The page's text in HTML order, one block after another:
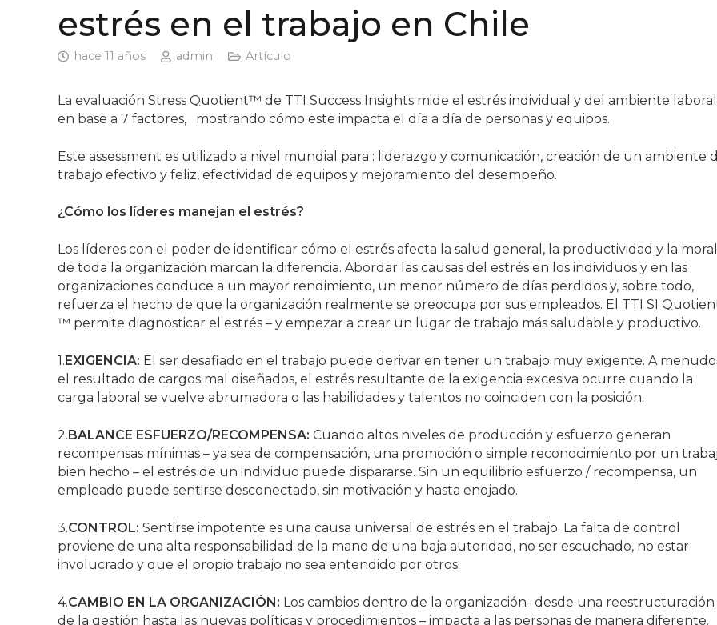
estrés en el trabajo en Chile
hace 11 años admin Artículo
La evaluación Stress Quotient™ de TTI Success Insights mide el estrés individual y del ambiente laboral
en base a 7 factores, mostrando cómo este impacta el día a día de personas y equipos.
Este assessment es utilizado a nivel mundial para : liderazgo y comunicación, creación de un ambiente
trabajo efectivo y feliz, efectividad de equipos y mejoramiento del desempeño.
¿Cómo los líderes manejan el estrés?
Los líderes con el poder de identificar cómo el estrés afecta la salud general, la productividad y la moral
de toda la organización marcan la diferencia. Abordar las causas del estrés en los individuos y en las
organizaciones conduce a un mayor rendimiento, un menor número de días perdidos y, sobre todo,
refuerza el hecho de que la organización realmente se preocupa por sus empleados. El TTI SI
™ permite diagnosticar el estrés – y empezar a crear un lugar de trabajo más saludable y productivo.
1.EXIGENCIA: El ser desafiado en el trabajo puede derivar en tener un trabajo muy exigente. A menudo
el resultado de cargos mal diseñados, el estrés resultante de la exigencia excesiva ocurre cuando la
carga laboral se vuelve abrumadora o las habilidades y talentos no coinciden con la posición.
2.BALANCE ESFUERZO/RECOMPENSA: Cuando altos niveles de producción y esfuerzo generan
recompensas mínimas – ya sea de compensación, una promoción o simple reconocimiento por un
bien hecho – el estrés de un individuo puede dispararse. Sin un equilibrio esfuerzo / recompensa, un
empleado puede sentirse desconectado, sin motivación y hasta enojado.
3.CONTROL: Sentirse impotente es una causa universal de estrés en el trabajo. La falta de control
proviene de una alta responsabilidad de la mano de una baja autoridad, no ser escuchado, no estar
involucrado y que el propio trabajo no sea entendido por otros.
4.CAMBIO EN LA ORGANIZACIÓN: Los cambios dentro de la organización- desde una reestructuración
de la gestión hasta las nuevas políticas y procedimientos – impacta a las personas de manera diferente.